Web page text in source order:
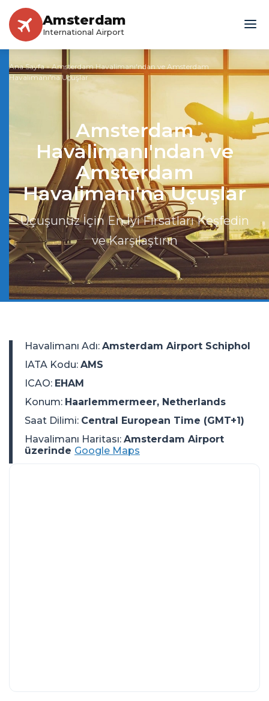
Amsterdam
International Airport
Ana Sayfa»Amsterdam Havalimanı'ndan ve Amsterdam
Havalimanı'na Uçuşlar
Amsterdam
Havalimanı'ndan ve
Amsterdam
Havalimanı'na Uçuşlar
Uçuşunuz İçin En İyi Fırsatları Keşfedin
ve Karşılaştırın
Havalimanı Adı: Amsterdam Airport Schiphol
IATA Kodu: AMS
ICAO: EHAM
Konum: Haarlemmermeer, Netherlands
Saat Dilimi: Central European Time (GMT+1)
Havalimanı Haritası: Amsterdam Airport
üzerinde Google Maps